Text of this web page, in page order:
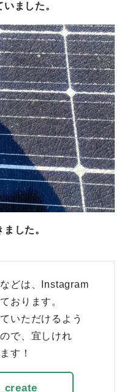
ました。
した。
どは、Instagram
おります。
いただけるよう
で、宜しけれ
す！